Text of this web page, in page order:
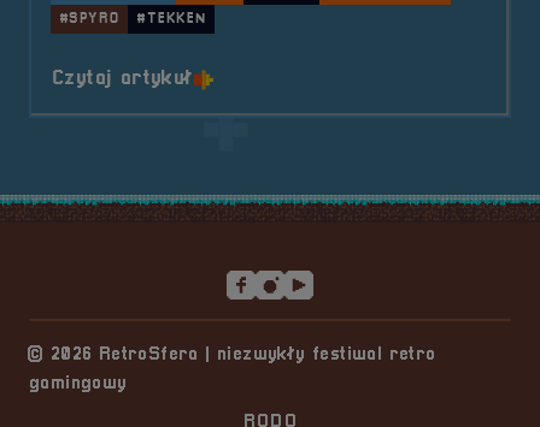
#SPYRO
#TEKKEN
Czytaj artykuło tytule 2022.09.10 Mobilna
© 2026 RetroSfera | niezwykły festiwal retro
gamingowy
RODO